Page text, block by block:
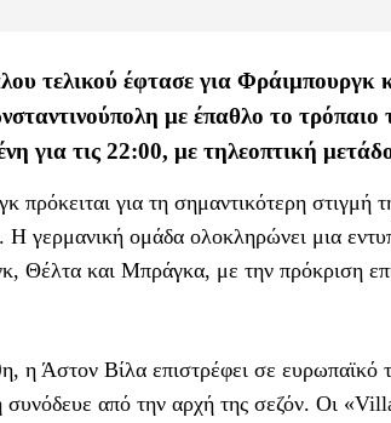
τελικού έφτασε για Φράιμπουργκ
με έπαθλο το
για τις 22:00, με τηλεοπτική
πρόκειται για τη σημαντικότερη
Η γερμανική ομάδα ολοκληρώνει μια
Θέλτα και Μπράγκα, με την πρόκριση
η Άστον Βίλα επιστρέφει σε ευρωπαϊκό
από την αρχή της σεζόν. Οι